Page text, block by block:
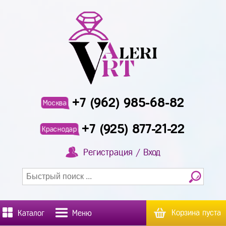
Москва +7 (962) 985-68-82
Краснодар +7 (925) 877-21-22
Регистрация / Вход
Каталог Меню Корзина пуста